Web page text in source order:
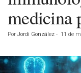
medicina
Por Jordi González - 11 de